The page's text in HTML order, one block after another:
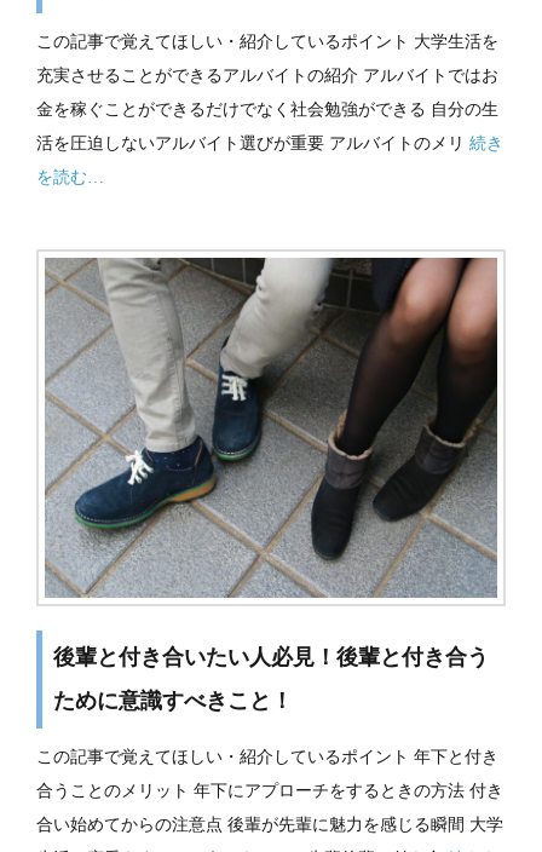
この記事で覚えてほしい・紹介しているポイント 大学生活を
充実させることができるアルバイトの紹介 アルバイトではお
金を稼ぐことができるだけでなく社会勉強ができる 自分の生
活を圧迫しないアルバイト選びが重要 アルバイトのメリ 続き
を読む…
後輩と付き合いたい人必見！後輩と付き合う
ために意識すべきこと！
この記事で覚えてほしい・紹介しているポイント 年下と付き
合うことのメリット 年下にアプローチをするときの方法 付き
合い始めてからの注意点 後輩が先輩に魅力を感じる瞬間 大学